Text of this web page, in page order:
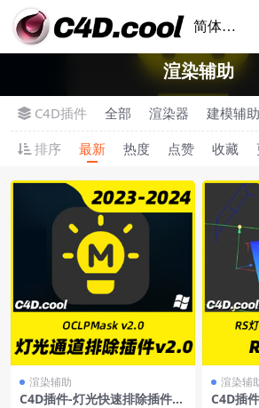
渲染辅助
C4D插件 全部 渲染器 建模辅助
排序
最新 热度 点赞 收藏
渲染辅助
C4D插件-灯光快速排除插件O
渲染辅
C4D插